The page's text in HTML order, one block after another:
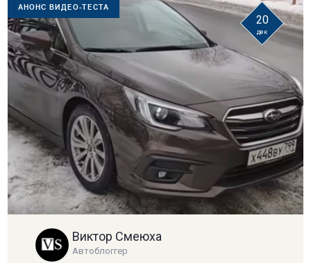
АНОНС ВИДЕО-ТЕСТА
20
дек
Виктор Смеюха
Автоблоггер